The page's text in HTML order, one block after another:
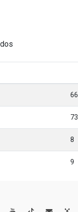
66
73
8
9